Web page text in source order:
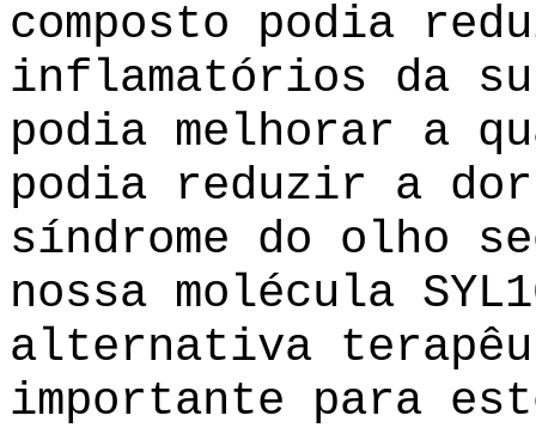
composto podia
inflamatórios da
podia melhorar a
podia reduzir a
síndrome do olho
nossa molécula
alternativa
importante para